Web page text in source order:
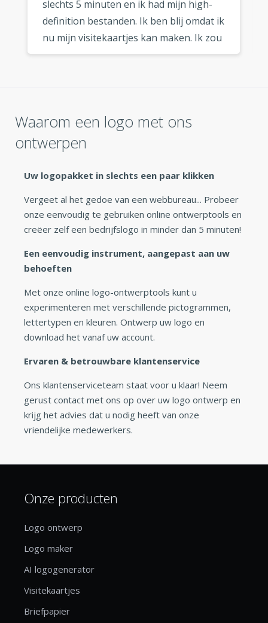
slechts 5 minuten en ik had mijn high-
definition bestanden. Ik ben blij omdat ik
nu mijn visitekaartjes kan maken. Ik zou
deze logo maker zeker aanraden aan
Waarom een logo met ons
ontwerpen
Uw logopakket in slechts een paar klikken
Vergeet al het gedoe van een webbureau... Probeer
onze eenvoudig te gebruiken online ontwerptools en
creëer zelf een bedrijfslogo in minder dan 5 minuten!
Een eenvoudig instrument, aangepast aan uw
behoeften
Met onze online logo-ontwerptools kunt u
experimenteren met verschillende pictogrammen,
lettertypen en kleuren. Ontwerp uw logo en
download het vanaf uw account.
Ervaren & betrouwbare klantenservice
Ons klantenserviceteam staat voor u klaar! Neem
gerust contact met ons op over uw logo ontwerp en
krijg het advies dat u nodig heeft van onze
vriendelijke medewerkers.
Onze producten
Logo ontwerp
Logo maker
AI logogenerator
Visitekaartjes
Briefpapier